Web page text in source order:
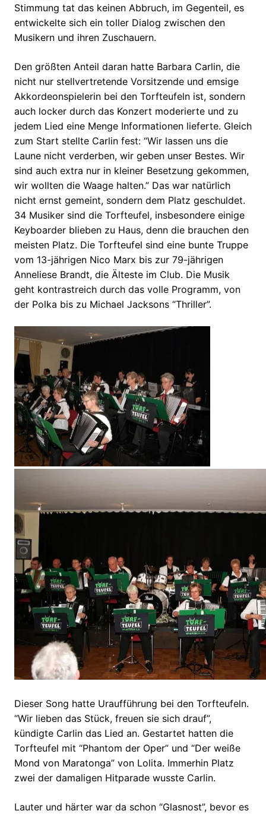
Stimmung tat das keinen Abbruch, im Gegenteil, es
entwickelte sich ein toller Dialog zwischen den
Musikern und ihren Zuschauern.
Den größten Anteil daran hatte Barbara Carlin, die
nicht nur stellvertretende Vorsitzende und emsige
Akkordeonspielerin bei den Torfteufeln ist, sondern
auch locker durch das Konzert moderierte und zu
jedem Lied eine Menge Informationen lieferte. Gleich
zum Start stellte Carlin fest: “Wir lassen uns die
Laune nicht verderben, wir geben unser Bestes. Wir
sind auch extra nur in kleiner Besetzung gekommen,
wir wollten die Waage halten.” Das war natürlich
nicht ernst gemeint, sondern dem Platz geschuldet.
34 Musiker sind die Torfteufel, insbesondere einige
Keyboarder blieben zu Haus, denn die brauchen den
meisten Platz. Die Torfteufel sind eine bunte Truppe
vom 13-jährigen Nico Marx bis zur 79-jährigen
Anneliese Brandt, die Älteste im Club. Die Musik
geht kontrastreich durch das volle Programm, von
der Polka bis zu Michael Jacksons “Thriller”.
Dieser Song hatte Uraufführung bei den Torfteufeln.
“Wir lieben das Stück, freuen sie sich drauf”,
kündigte Carlin das Lied an. Gestartet hatten die
Torfteufel mit “Phantom der Oper” und “Der weiße
Mond von Maratonga” von Lolita. Immerhin Platz
zwei der damaligen Hitparade wusste Carlin.
Lauter und härter war da schon “Glasnost”, bevor es